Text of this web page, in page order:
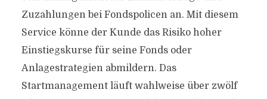
Zuzahlungen bei Fondspolicen an. Mit diesem
Service könne der Kunde das Risiko hoher
Einstiegskurse für seine Fonds oder
Anlagestrategien abmildern. Das
Startmanagement läuft wahlweise über zwölf